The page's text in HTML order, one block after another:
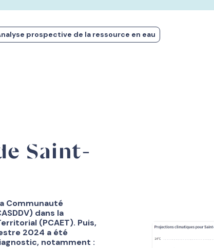
prospective de la ressource en eau
Saint-
Communauté
dans la
(PCAET). Puis,
2024 a été
notamment :